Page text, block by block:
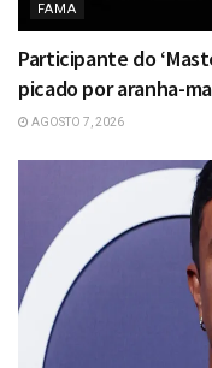
FAMA
Participante do
picado por aranha-
AGOSTO 7, 2026